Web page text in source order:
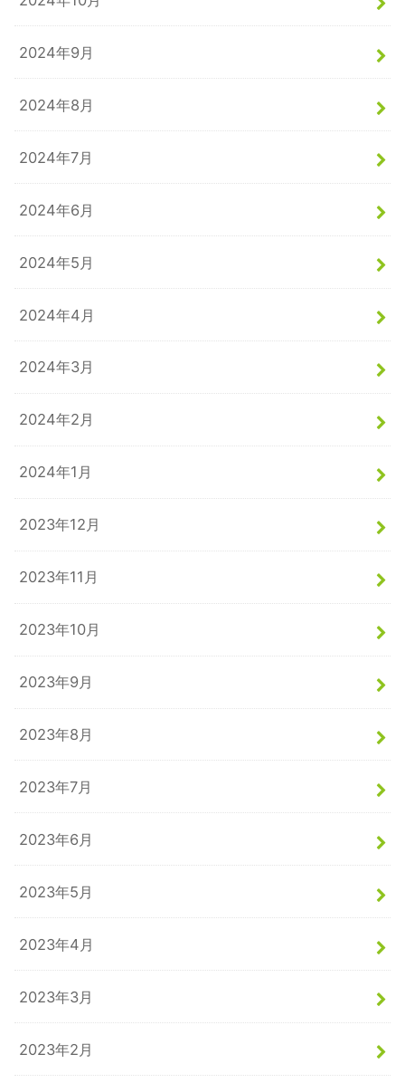
2024年9月
2024年8月
2024年7月
2024年6月
2024年5月
2024年4月
2024年3月
2024年2月
2024年1月
2023年12月
2023年11月
2023年10月
2023年9月
2023年8月
2023年7月
2023年6月
2023年5月
2023年4月
2023年3月
2023年2月